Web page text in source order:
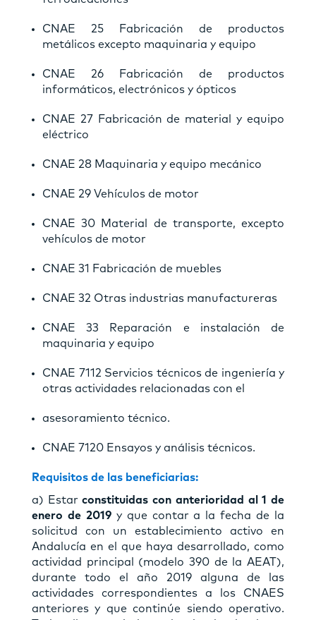
CNAE 25 Fabricación de productos
metálicos excepto maquinaria y equipo
CNAE 26 Fabricación de productos
informáticos, electrónicos y ópticos
CNAE 27 Fabricación de material y equipo
eléctrico
CNAE 28 Maquinaria y equipo mecánico
CNAE 29 Vehículos de motor
CNAE 30 Material de transporte, excepto
vehículos de motor
CNAE 31 Fabricación de muebles
CNAE 32 Otras industrias manufactureras
CNAE 33 Reparación e instalación de
maquinaria y equipo
CNAE 7112 Servicios técnicos de ingeniería y
otras actividades relacionadas con el
asesoramiento técnico.
CNAE 7120 Ensayos y análisis técnicos.
Requisitos de las beneficiarias:
a) Estarconstituidas con anterioridad al 1 de
enero de 2019y que contar a la fecha de la
solicitud con un establecimiento activo en
Andalucía en el que haya desarrollado, como
actividad principal (modelo 390 de la AEAT),
durante todo el año 2019 alguna de las
actividades correspondientes a los CNAES
anteriores y que continúe siendo operativo.